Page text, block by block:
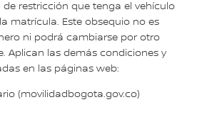
restricción que tenga el vehículo
matrícula. Este obsequio no es
ni podrá cambiarse por otro
Aplican las demás condiciones y
en las páginas web:
(movilidadbogota.gov.co)